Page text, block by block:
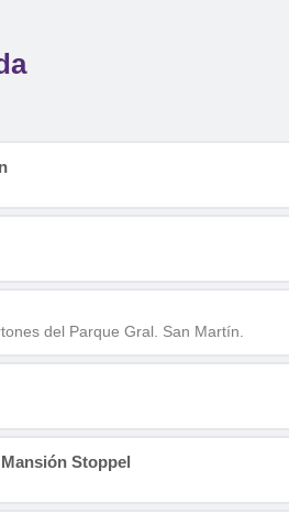
del Parque Gral. San Martín.
Stoppel